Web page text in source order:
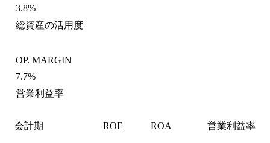
3.8%
総資産の活用度
OP. MARGIN
7.7%
営業利益率
会計期 ROE ROA 営業利益率